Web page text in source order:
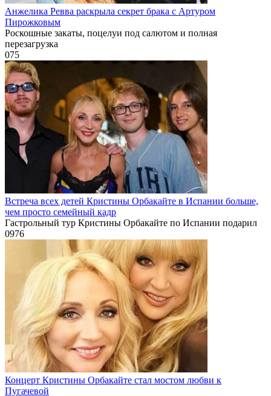
Анжелика Ревва раскрыла секрет брака с Артуром
Пирожковым
Роскошные закаты, поцелуи под салютом и полная
перезагрузка
075
Встреча всех детей Кристины Орбакайте в Испании больше,
чем просто семейный кадр
Гастрольный тур Кристины Орбакайте по Испании подарил
0976
Концерт Кристины Орбакайте стал мостом любви к
Пугачевой